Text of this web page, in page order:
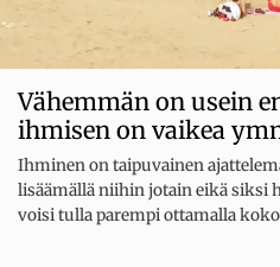
Vähemmän on usein
ihmisen on vaikea
Ihminen on taipuvainen
lisäämällä niihin jotain eikä siksi
voisi tulla parempi ottamalla